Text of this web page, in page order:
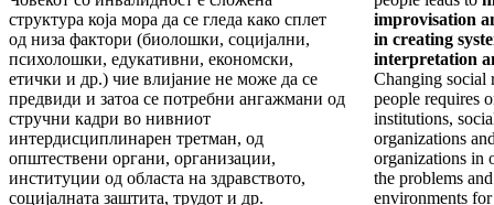
структура која мора да се гледа како сплет
од низа фактори (биолошки, социјални,
психолошки, едукативни, економски,
етички и др.) чие влијание не може да се
предвиди и затоа се потребни ангажмани од
стручни кадри во нивниот
интердисциплинарен третман, од
општествени органи, организации,
институции од областа на здравството,
социјалната заштита, трудот и др.
improvisation
in creating
interpretation
Changing social
people requires
institutions,
organizations
organizations in
the problems
environments